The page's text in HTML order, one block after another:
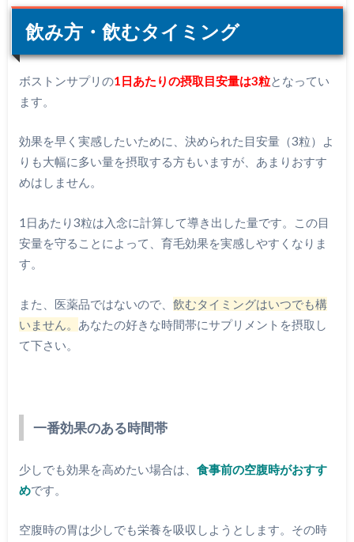
飲み方・飲むタイミング
ボストンサプリの1日あたりの摂取目安量は3粒となってい
ます。
効果を早く実感したいために、決められた目安量（3粒）よ
りも大幅に多い量を摂取する方もいますが、あまりおすす
めはしません。
1日あたり3粒は入念に計算して導き出した量です。この目
安量を守ることによって、育毛効果を実感しやすくなりま
す。
また、医薬品ではないので、 飲むタイミングはいつでも構
いません。 あなたの好きな時間帯にサプリメントを摂取し
て下さい。
一番効果のある時間帯
少しでも効果を高めたい場合は、 食事前の空腹時がおすす
めです。
空腹時の胃は少しでも栄養を吸収しようとします。その時